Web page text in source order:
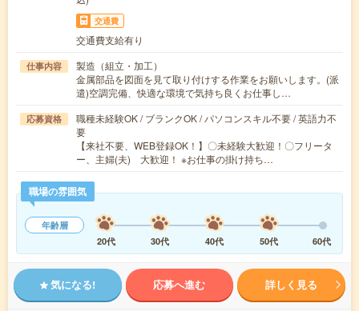
交通費
交通費支給有り
仕事内容
製造（組立・加工）
金属部品を図面を見て取り付けする作業をお願いします。(派
遣)空調完備、快適な環境で気持ち良くお仕事し…
応募資格
職種未経験OK / ブランクOK / パソコンスキル不要 / 英語力不
要
【来社不要、WEB登録OK！】〇未経験大歓迎！〇フリータ
ー、主婦(夫) 大歓迎！ ※お仕事の掛け持ち…
職場の雰囲気
年齢層
20代
30代 40代 50代 60代
気になる! 応募へ進む 詳しく見る